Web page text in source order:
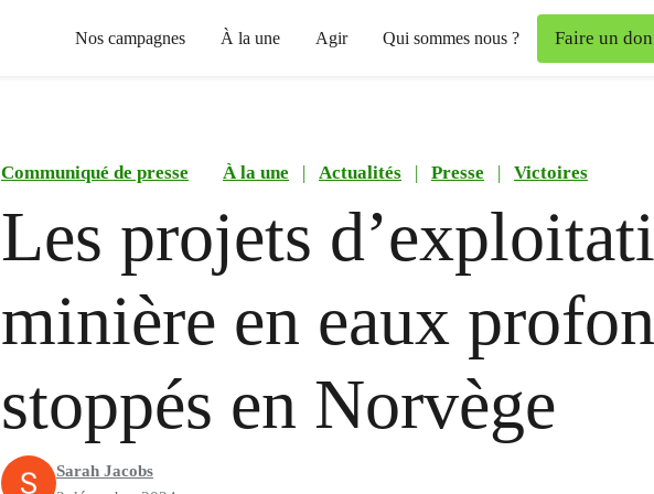
Nos campagnes À la une Agir Qui sommes nous ? Faire un don
Communiqué de presse À la une | Actualités | Presse | Victoires
Les projets
minière en eaux
stoppés en Norvège
Sarah Jacobs